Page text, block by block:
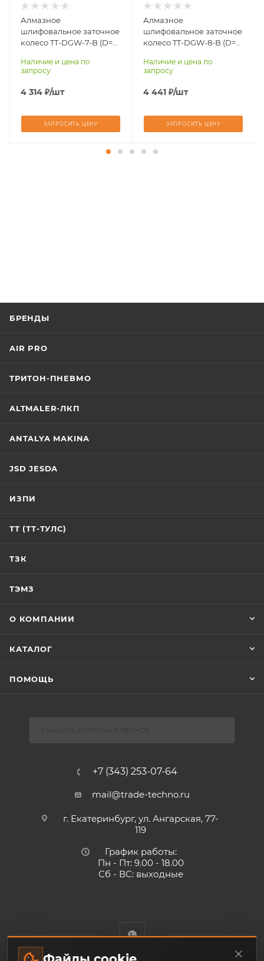
Алмазное
шлифовальное заточное
колесо TT-DGW-7-B (D=7
форма)
Наличие и цена по
запросу
4 314 ₽/шт
ЗАПРОСИТЬ ЦЕНУ
Алмазное
шлифовальное заточное
колесо TT-DGW-8-B (D=8
форма)
Наличие и цена по
запросу
4 441 ₽/шт
ЗАПРОСИТЬ ЦЕНУ
БРЕНДЫ
AIR PRO
ТРИТОН-ПНЕВМО
ALTMALER-ЛКП
ANTALYA MAKINA
JSD JESDA
ИЗПИ
ТТ (ТТ-ТУЛС)
ТЗК
ТЭМЗ
О КОМПАНИИ
КАТАЛОГ
ПОМОЩЬ
+7 (343) 253-07-64
mail@trade-techno.ru
г. Екатеринбург, ул. Ангарская, 77-
119
График работы:
Пн - Пт: 9.00 - 18.00
Сб - ВС: выходные